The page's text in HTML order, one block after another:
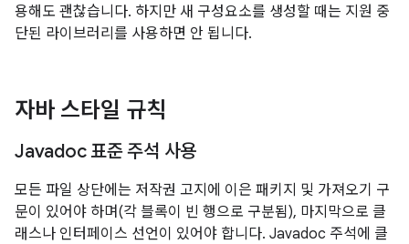
용해도 괜찮습니다. 하지만 새 구성요소를 생성할 때는 지원 중
단된 라이브러리를 사용하면 안 됩니다.
자바 스타일 규칙
Javadoc 표준 주석 사용
모든 파일 상단에는 저작권 고지에 이은 패키지 및 가져오기 구
문이 있어야 하며(각 블록이 빈 행으로 구분됨), 마지막으로 클
래스나 인터페이스 선언이 있어야 합니다. Javadoc 주석에 클